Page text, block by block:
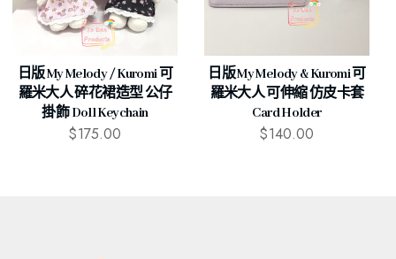
日版 My Melody / Kuromi 可
羅米大人 碎花裙造型 公仔
掛飾 Doll Keychain
$175.00
日版 My Melody & Kuromi 可
羅米大人 可伸縮 仿皮卡套
Card Holder
$140.00